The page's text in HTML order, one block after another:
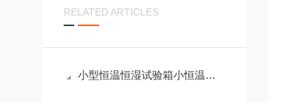
RELATED ARTICLES
小型恒温恒湿试验箱小恒温恒湿箱生产厂家：技术解析与选购指南